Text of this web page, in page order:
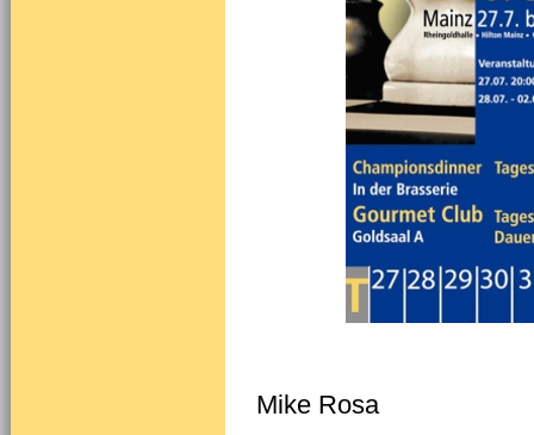
Mike Rosa